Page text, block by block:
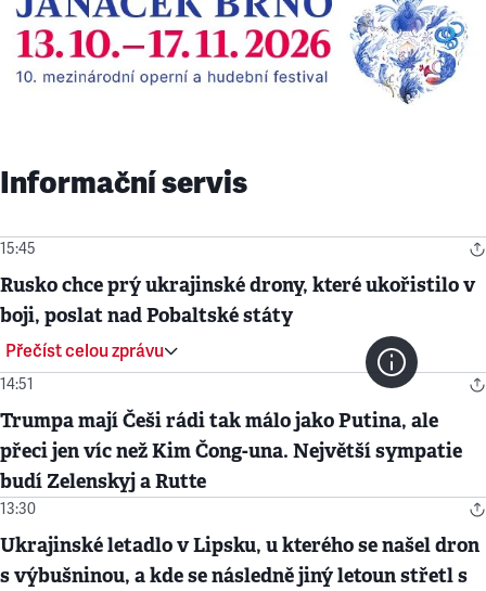
Informační servis
15:45
Rusko chce prý ukrajinské drony, které ukořistilo v
boji, poslat nad Pobaltské státy
Přečíst celou zprávu
14:51
Trumpa mají Češi rádi tak málo jako Putina, ale
přeci jen víc než Kim Čong-una. Největší sympatie
budí Zelenskyj a Rutte
13:30
Ukrajinské letadlo v Lipsku, u kterého se našel dron
s výbušninou, a kde se následně jiný letoun střetl s